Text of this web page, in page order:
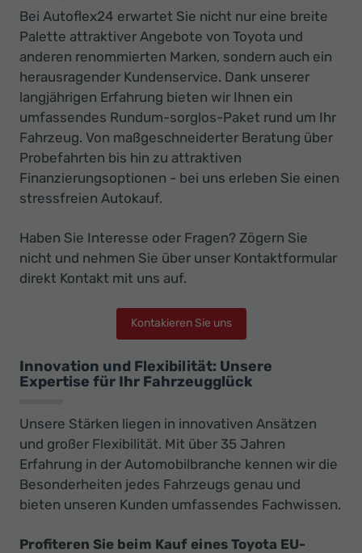
Bei Autoflex24 erwartet Sie nicht nur eine breite
Palette attraktiver Angebote von Toyota und
anderen renommierten Marken, sondern auch ein
herausragender Kundenservice. Dank unserer
langjährigen Erfahrung bieten wir Ihnen ein
umfassendes Rundum-sorglos-Paket rund um Ihr
Fahrzeug. Von maßgeschneiderter Beratung über
Probefahrten bis hin zu attraktiven
Finanzierungsoptionen - bei uns erleben Sie einen
stressfreien Autokauf.
Haben Sie Interesse oder Fragen? Zögern Sie
nicht und nehmen Sie über unser Kontaktformular
direkt Kontakt mit uns auf.
Kontakieren Sie uns
Innovation und Flexibilität: Unsere
Expertise für Ihr Fahrzeugglück
Unsere Stärken liegen in innovativen Ansätzen
und großer Flexibilität. Mit über 35 Jahren
Erfahrung in der Automobilbranche kennen wir die
Besonderheiten jedes Fahrzeugs genau und
bieten unseren Kunden umfassendes Fachwissen.
Profiteren Sie beim Kauf eines Toyota EU-